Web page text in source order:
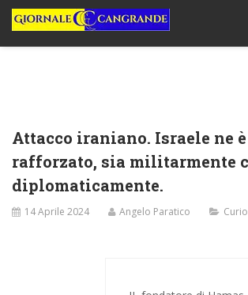
Attacco iraniano. Israele ne
rafforzato, sia militarmente
diplomaticamente.
14 Aprile 2024 Angelo Paratico